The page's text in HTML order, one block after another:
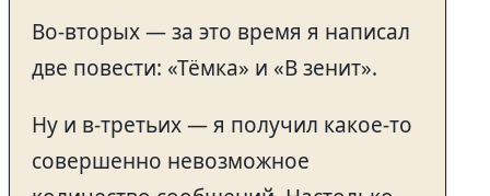
Во-вторых — за это время я написал
две повести: «Тёмка» и «В зенит».
Ну и в-третьих — я получил какое-то
совершенно невозможное